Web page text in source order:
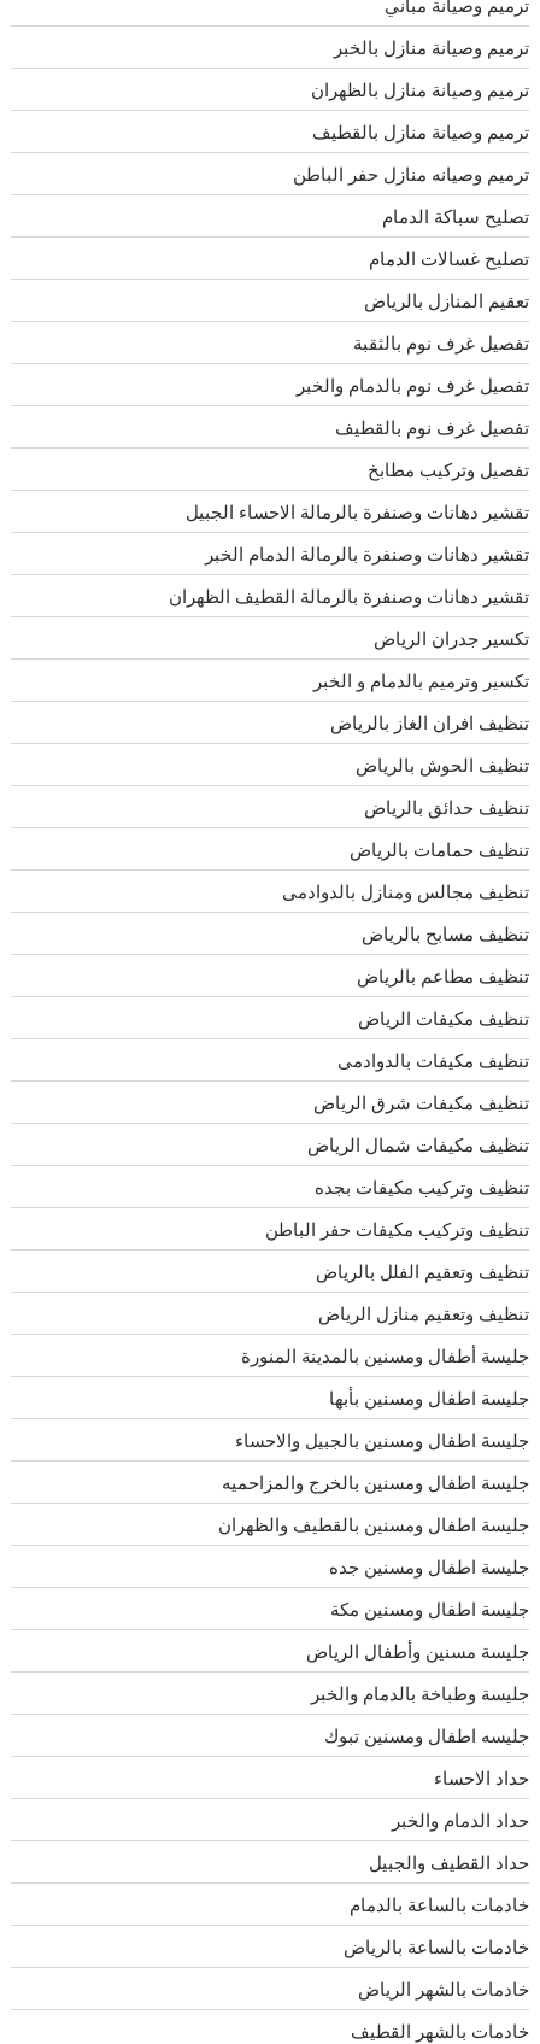
ترميم وصيانة مباني
ترميم وصيانة منازل بالخبر
ترميم وصيانة منازل بالظهران
ترميم وصيانة منازل بالقطيف
ترميم وصيانه منازل حفر الباطن
تصليح سباكة الدمام
تصليح غسالات الدمام
تعقيم المنازل بالرياض
تفصيل غرف نوم بالثقبة
تفصيل غرف نوم بالدمام والخبر
تفصيل غرف نوم بالقطيف
تفصيل وتركيب مطابخ
تقشير دهانات وصنفرة بالرمالة الاحساء الجبيل
تقشير دهانات وصنفرة بالرمالة الدمام الخبر
تقشير دهانات وصنفرة بالرمالة القطيف الظهران
تكسير جدران الرياض
تكسير وترميم بالدمام و الخبر
تنظيف افران الغاز بالرياض
تنظيف الحوش بالرياض
تنظيف حدائق بالرياض
تنظيف حمامات بالرياض
تنظيف مجالس ومنازل بالدوادمى
تنظيف مسابح بالرياض
تنظيف مطاعم بالرياض
تنظيف مكيفات الرياض
تنظيف مكيفات بالدوادمى
تنظيف مكيفات شرق الرياض
تنظيف مكيفات شمال الرياض
تنظيف وتركيب مكيفات بجده
تنظيف وتركيب مكيفات حفر الباطن
تنظيف وتعقيم الفلل بالرياض
تنظيف وتعقيم منازل الرياض
جليسة أطفال ومسنين بالمدينة المنورة
جليسة اطفال ومسنين بأبها
جليسة اطفال ومسنين بالجبيل والاحساء
جليسة اطفال ومسنين بالخرج والمزاحميه
جليسة اطفال ومسنين بالقطيف والظهران
جليسة اطفال ومسنين جده
جليسة اطفال ومسنين مكة
جليسة مسنين وأطفال الرياض
جليسة وطباخة بالدمام والخبر
جليسه اطفال ومسنين تبوك
حداد الاحساء
حداد الدمام والخبر
حداد القطيف والجبيل
خادمات بالساعة بالدمام
خادمات بالساعة بالرياض
خادمات بالشهر الرياض
خادمات بالشهر القطيف